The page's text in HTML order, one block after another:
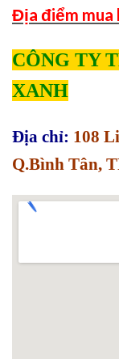
Địa điểm mua
CÔNG TY
XANH
Địa chỉ: 108
Q.Bình Tân,